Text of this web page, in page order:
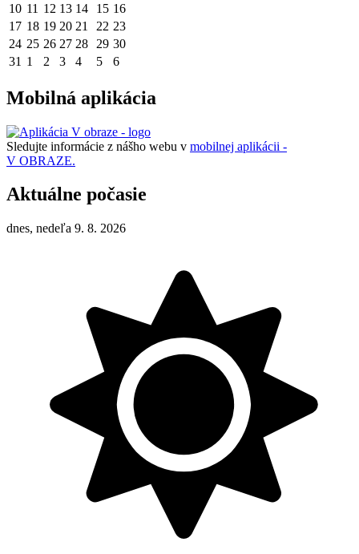
10 11 12 13 14 15 16
17 18 19 20 21 22 23
24 25 26 27 28 29 30
31 1 2 3 4 5 6
Mobilná aplikácia
Sledujte informácie z nášho webu v mobilnej aplikácii -
V OBRAZE.
Aktuálne počasie
dnes, nedeľa 9. 8. 2026